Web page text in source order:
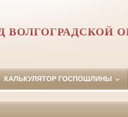
ВОЛГОГРАДСКОЙ
КАЛЬКУЛЯТОР ГОСПОШЛИНЫ